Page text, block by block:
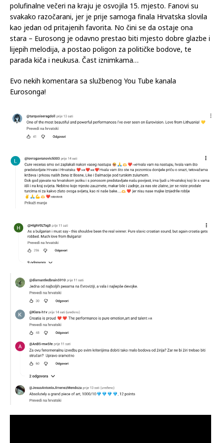
polufinalne večeri na kraju je osvojila 15. mjesto. Fanovi su
svakako razočarani, jer je prije samoga finala Hrvatska slovila
kao jedan od pritajenih favorita. No čini se da ostaje ona
stara – Eurosong je odavno prestao biti mjesto dobre glazbe i
lijepih melodija, a postao poligon za političke bodove, te
parada kiča i neukusa. Čast iznimkama…
Evo nekih komentara sa službenog You Tube kanala
Eurosonga!